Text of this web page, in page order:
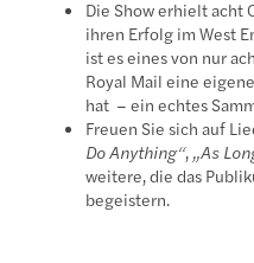
Die Show erhielt acht
ihren Erfolg im West
ist es eines von nur
Royal Mail eine
hat – ein echtes
Freuen Sie sich auf
Do Anything“, „As
weitere, die das
begeistern.